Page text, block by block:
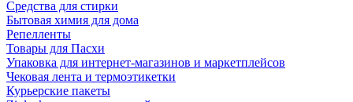
Средства для стирки
Бытовая химия для дома
Репелленты
Товары для Пасхи
Упаковка для интернет-магазинов и маркетплейсов
Чековая лента и термоэтикетки
Курьерские пакеты